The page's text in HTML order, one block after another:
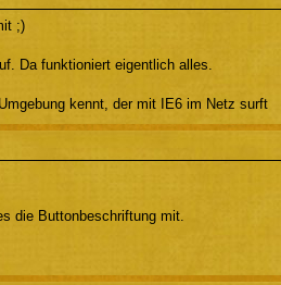
;)
Da funktioniert eigentlich alles.
kennt, der mit IE6 im Netz surft
die Buttonbeschriftung mit.